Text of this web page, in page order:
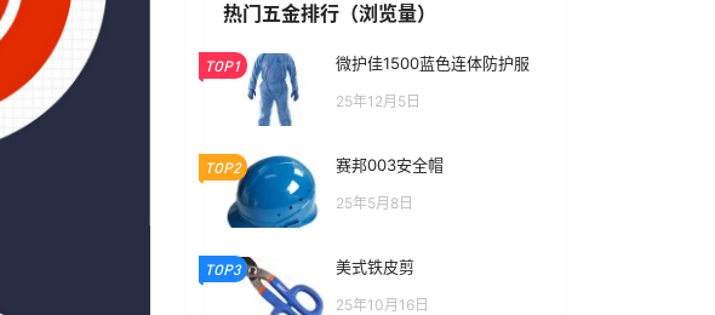
热门五金排行（浏览量）
TOP1 微护佳1500蓝色连体防护服
25年12月5日
TOP2 赛邦003安全帽
25年5月8日
TOP3 美式铁皮剪
25年10月16日